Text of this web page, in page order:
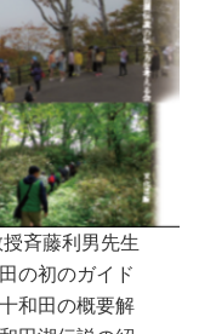
斉藤利男先生
の初のガイド
和田の概要解